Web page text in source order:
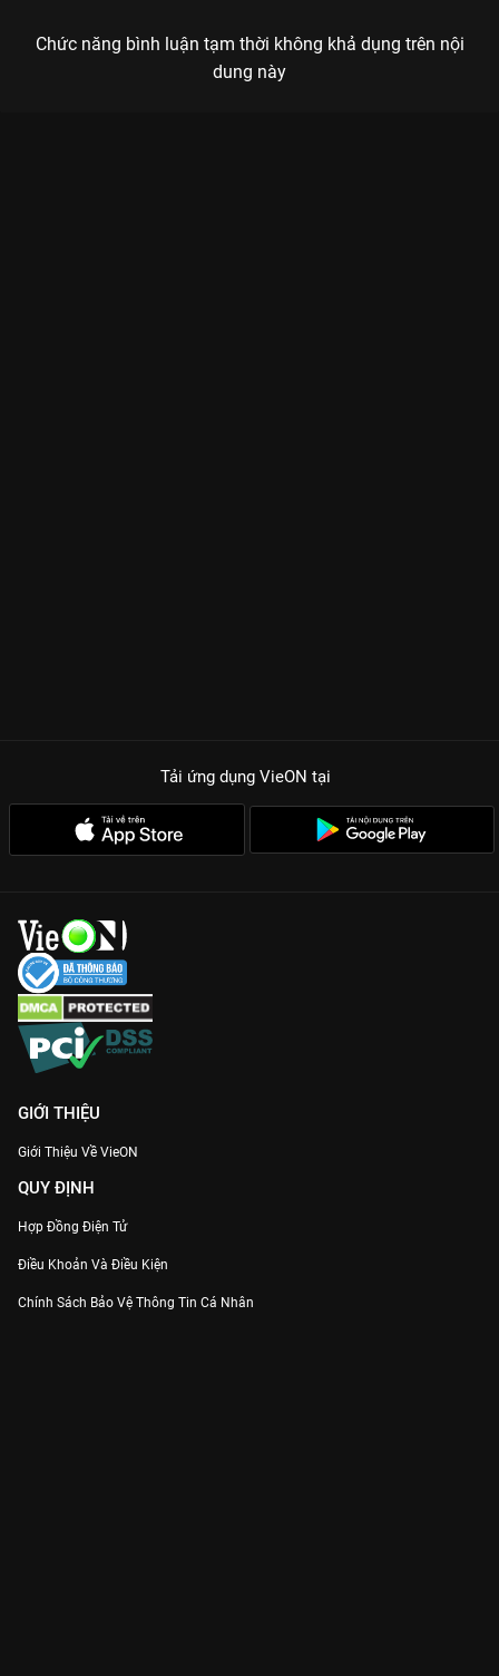
Chức năng bình luận tạm thời không khả dụng trên nội
dung này
Tải ứng dụng VieON tại
GIỚI THIỆU
Giới Thiệu Về VieON
QUY ĐỊNH
Hợp Đồng Điện Tử
Điều Khoản Và Điều Kiện
Chính Sách Bảo Vệ Thông Tin Cá Nhân